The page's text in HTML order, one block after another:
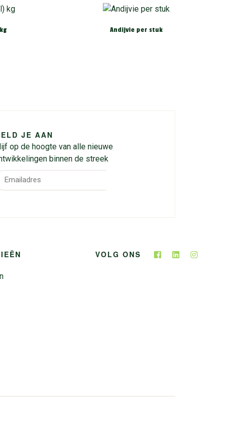
Andijvie per stuk
JE AAN
op de hoogte van alle nieuwe
binnen de streek
VOLG ONS